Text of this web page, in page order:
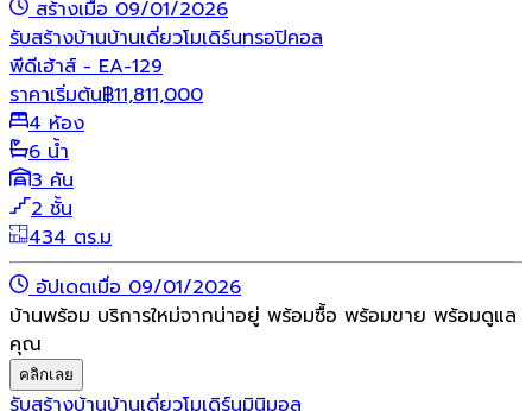
สร้างเมื่อ 09/01/2026
รับสร้างบ้านบ้านเดี่ยวโมเดิร์นทรอปิคอล
พีดีเฮ้าส์ - EA-129
ราคาเริ่มต้น฿11,811,000
4 ห้อง
6 น้ำ
3 คัน
2 ชั้น
434 ตร.ม
อัปเดตเมื่อ 09/01/2026
บ้านพร้อม บริการใหม่จากน่าอยู่ พร้อมซื้อ พร้อมขาย พร้อมดูแล
คุณ
คลิกเลย